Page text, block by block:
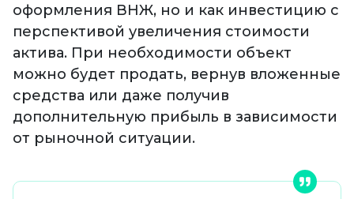
оформления ВНЖ, но и как инвестицию с
перспективой увеличения стоимости
актива. При необходимости объект
можно будет продать, вернув вложенные
средства или даже получив
дополнительную прибыль в зависимости
от рыночной ситуации.